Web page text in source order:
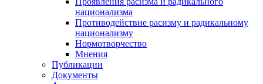
национализма
Противодействие расизму и радикальному
национализму
Нормотворчество
Мнения
Публикации
Документы